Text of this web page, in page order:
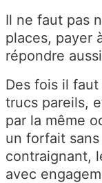
Il ne faut pas
places, payer
répondre
Des fois il
trucs pareils,
par la même
un forfait
contraignant,
avec